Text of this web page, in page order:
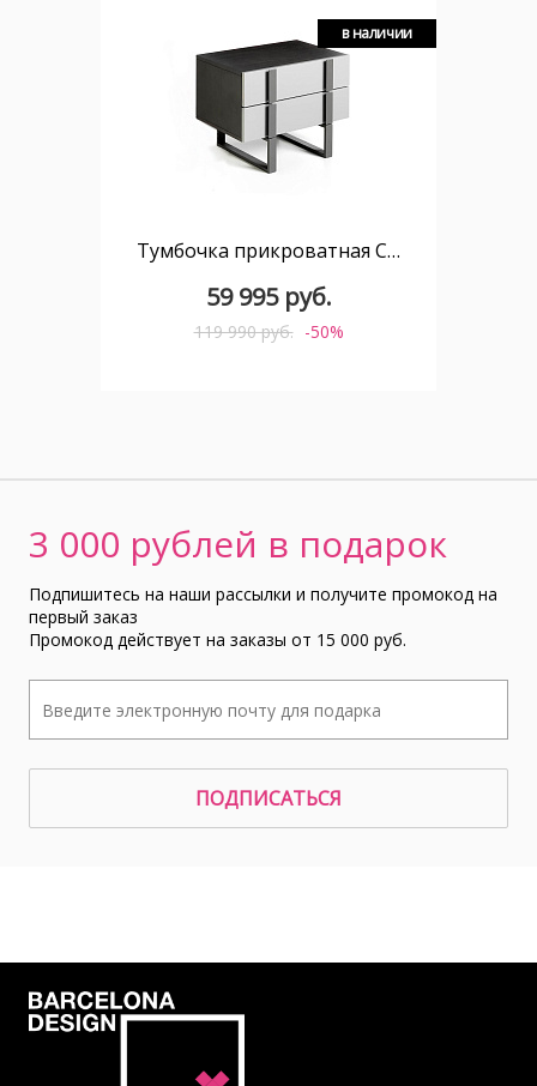
в наличии
Тумбочка прикроватная CP1706-H-GRIS /7061
59 995 руб.
119 990 руб. -50%
3 000 рублей в подарок
Подпишитесь на наши рассылки и получите промокод на
первый заказ
Промокод действует на заказы от 15 000 руб.
ПОДПИСАТЬСЯ